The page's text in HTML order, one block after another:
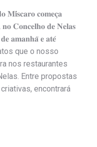
𝐌𝐢́𝐬𝐜𝐚𝐫𝐨 𝐜𝐨𝐦𝐞𝐜̧𝐚
𝐧𝐨 𝐂𝐨𝐧𝐜𝐞𝐥𝐡𝐨 𝐝𝐞 𝐍𝐞𝐥𝐚𝐬
𝐚𝐦𝐚𝐧𝐡𝐚̃ 𝐞 𝐚𝐭𝐞́
que o nosso
nos restaurantes
Entre propostas
encontrará